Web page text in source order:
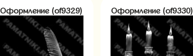
Оформление (of9329) Оформление (of9330)